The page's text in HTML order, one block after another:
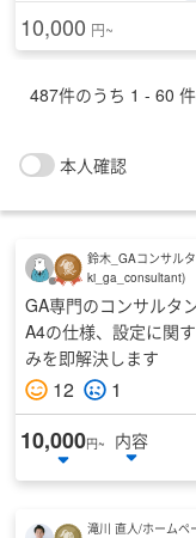
都道府県
指定しない
性別
出品者のランク
認定ランサー
シルバー
ブロンズ
10,000 円~
487件のうち 1 - 60
本人確認
鈴木_GAコンサル
ki_ga_consultant)
GA専門のコンサルタ
A4の仕様、設定に関
みを即解決します
12 1
10,000円~
内容
滝川 直人/ホームペ